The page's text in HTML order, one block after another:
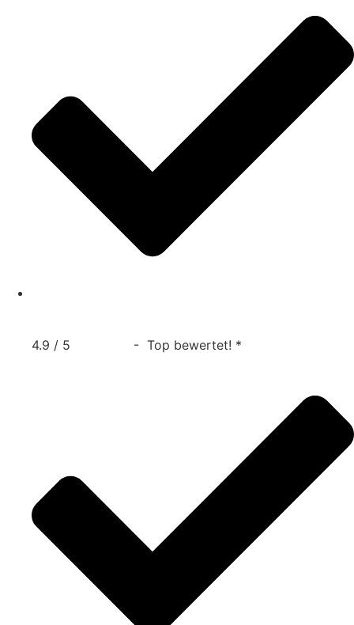
4.9 / 5 - Top bewertet! *